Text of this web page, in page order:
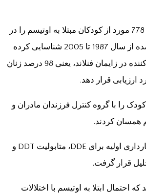
براون گفت که تیم او 778 مورد از کودکان مبتلا به اوتیسم را در
میان کودکان متولد شده از سال 1987 تا 2005 شناسایی کرده
است تا زنان شرکت کننده در زایمان فنلاند، یعنی 98 درصد زنان
ارزیابی قرار دهد.
را با گروه کنترل فرزندان مادران و
همسان کردند.
خون مادر در دوران بارداری اولیه برای DDE، متابولیت DDT و
احتمال ابتلا به اوتیسم با اختلالات